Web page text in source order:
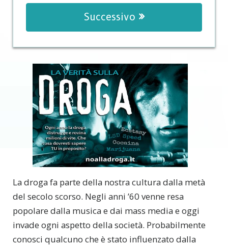
Successivo
La droga fa parte della nostra cultura dalla metà
del secolo scorso. Negli anni ’60 venne resa
popolare dalla musica e dai mass media e oggi
invade ogni aspetto della società. Probabilmente
conosci qualcuno che è stato influenzato dalla